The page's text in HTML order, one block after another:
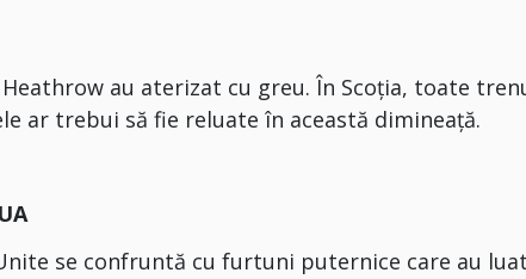
au aterizat cu greu. În Scoţia, toate
ar trebui să fie reluate în această dimineaţă.
se confruntă cu furtuni puternice care au